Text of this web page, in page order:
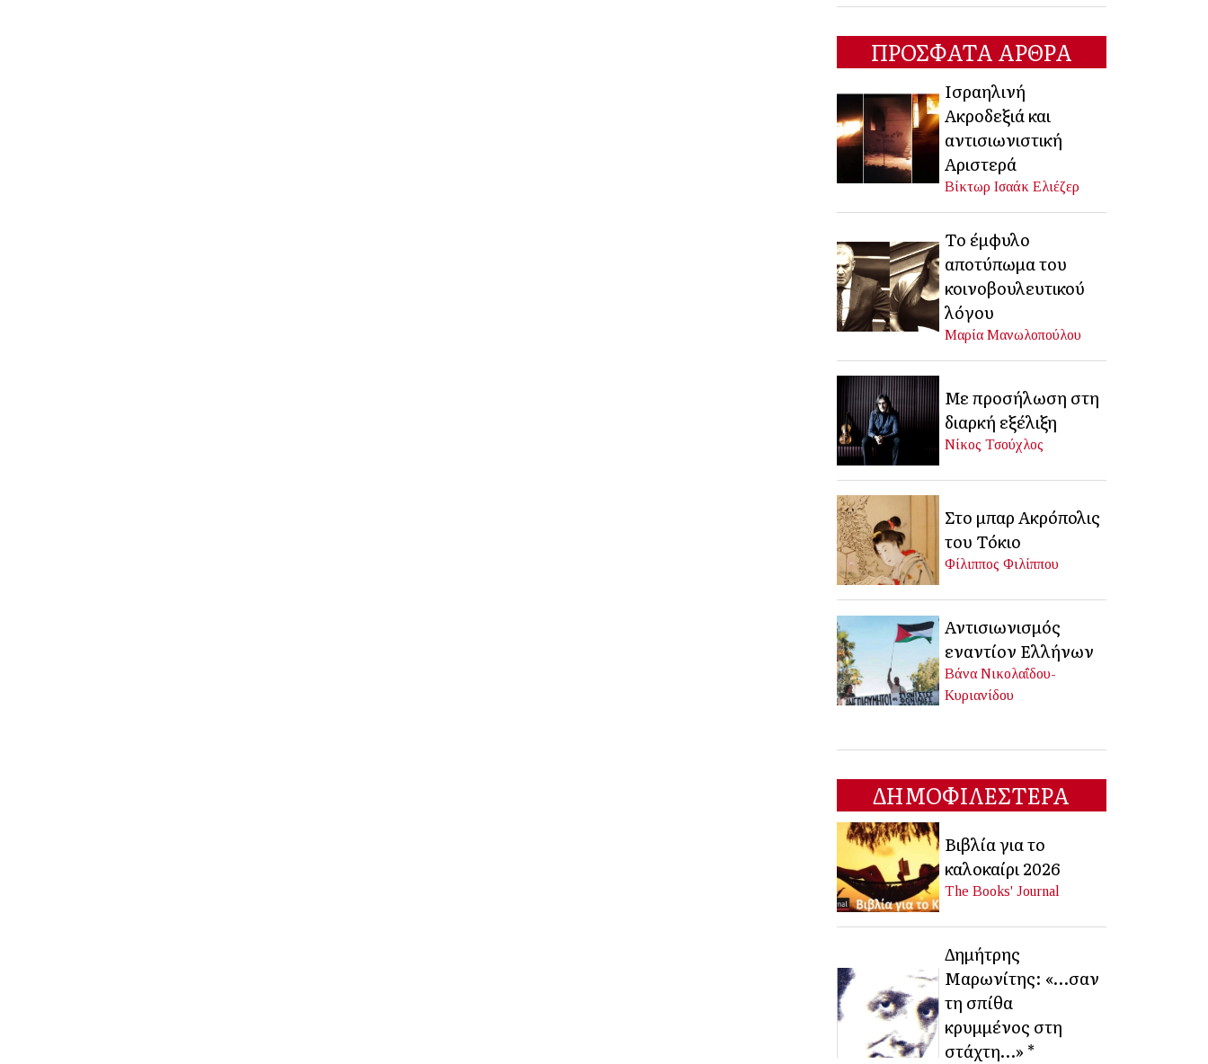
ΠΡΟΣΦΑΤΑ ΑΡΘΡΑ
Ισραηλινή
Ακροδεξιά και
αντισιωνιστική
Αριστερά
Βίκτωρ Ισαάκ Ελιέζερ
Το έμφυλο
αποτύπωμα του
κοινοβουλευτικού
λόγου
Μαρία Μανωλοπούλου
Με προσήλωση στη
διαρκή εξέλιξη
Νίκος Τσούχλος
Στο μπαρ Ακρόπολις
του Τόκιο
Φίλιππος Φιλίππου
Αντισιωνισμός
εναντίον Ελλήνων
Βάνα Νικολαΐδου-
Κυριανίδου
ΔΗΜΟΦΙΛΕΣΤΕΡΑ
Βιβλία για το
καλοκαίρι 2026
The Books' Journal
Δημήτρης
Μαρωνίτης: «…σαν
τη σπίθα
κρυμμένος στη
στάχτη…» *